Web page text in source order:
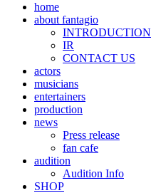
home
about fantagio
INTRODUCTION
IR
CONTACT US
actors
musicians
entertainers
production
news
Press release
fan cafe
audition
Audition Info
SHOP